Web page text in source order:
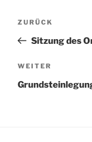
Vorheriger
Beitrag
ZURÜCK
Sitzung des
Nächster
Beitrag
WEITER